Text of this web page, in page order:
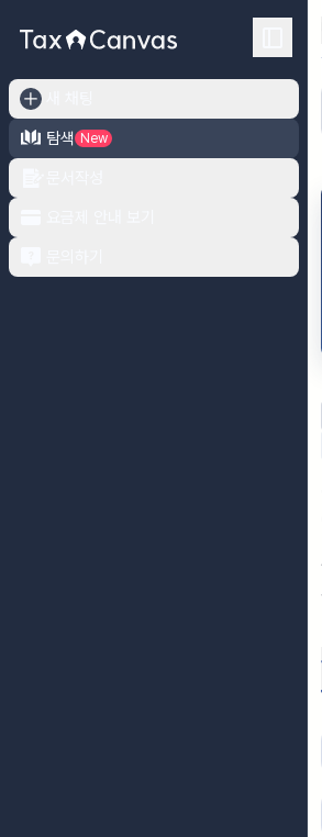
탐색
New